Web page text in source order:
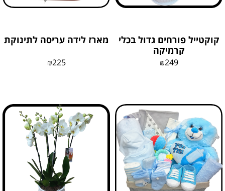
קוקטייל פורחים גדול בכלי
קרמיקה
₪249
מארז לידה עריסה לתינוקת
₪225